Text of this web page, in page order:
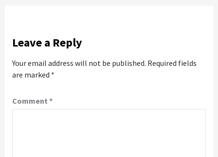
Leave a Reply
Your email address will not be published. Required fields
are marked *
Comment *